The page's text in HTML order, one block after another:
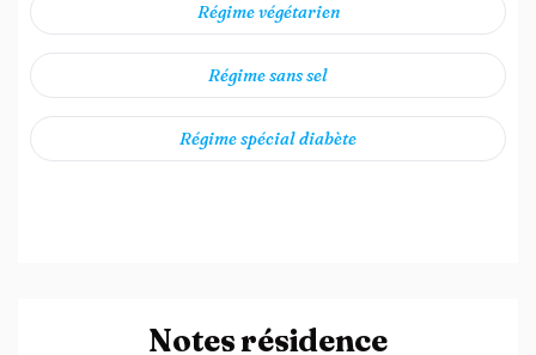
Régime végétarien
Régime sans sel
Régime spécial diabète
Notes résidence